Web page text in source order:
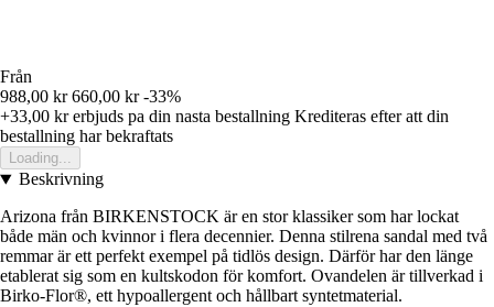
Från
988,00 kr 660,00 kr -33%
+33,00 krerbjuds pa din nasta bestallning Krediteras efter att din
bestallning har bekraftats
Loading...
Beskrivning
Arizona från BIRKENSTOCK är en stor klassiker som har lockat
både män och kvinnor i flera decennier. Denna stilrena sandal med två
remmar är ett perfekt exempel på tidlös design. Därför har den länge
etablerat sig som en kultskodon för komfort. Ovandelen är tillverkad i
Birko-Flor®, ett hypoallergent och hållbart syntetmaterial.